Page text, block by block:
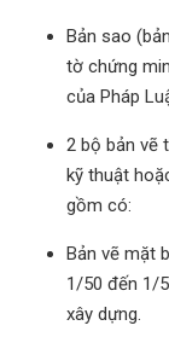
Bản sao
tờ chứng
của Pháp
2 bộ bản vẽ
kỹ thuật
gồm có:
Bản vẽ mặt
1/50 đến 1/
xây dựng.